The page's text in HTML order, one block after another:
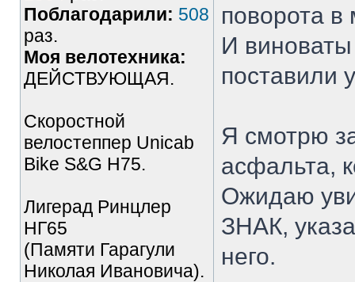
Поблагодарили: 508
раз.
Моя велотехника:
ДЕЙСТВУЮЩАЯ.
Скоростной
велостеппер Unicab
Bike S&G Н75.
Лигерад Ринцлер
НГ65
(Памяти Гарагули
Николая Ивановича).
поворота
И
поставили
Я смотрю
асфальта,
Ожидаю
ЗНАК,
него.